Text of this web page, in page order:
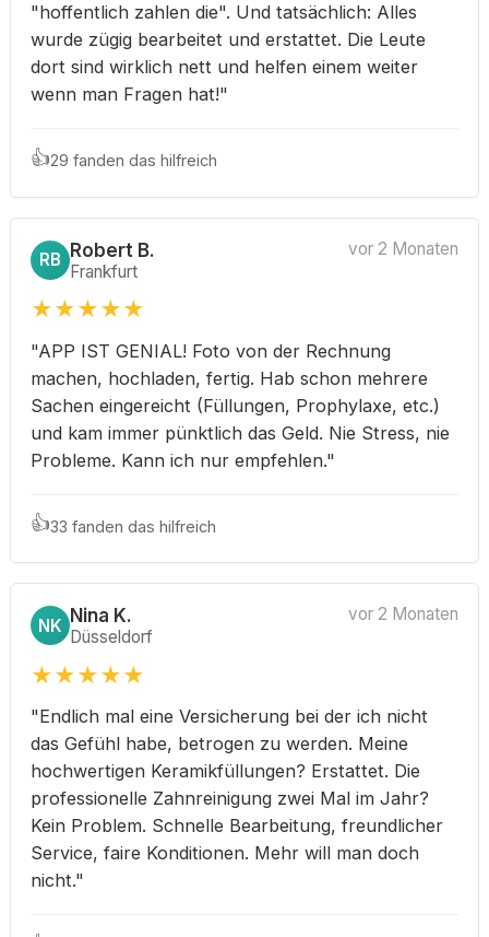
"hoffentlich zahlen die". Und tatsächlich: Alles
wurde zügig bearbeitet und erstattet. Die Leute
dort sind wirklich nett und helfen einem weiter
wenn man Fragen hat!"
👍29 fanden das hilfreich
RB Robert B.
Frankfurt
vor 2 Monaten
★★★★★
"APP IST GENIAL! Foto von der Rechnung
machen, hochladen, fertig. Hab schon mehrere
Sachen eingereicht (Füllungen, Prophylaxe, etc.)
und kam immer pünktlich das Geld. Nie Stress, nie
Probleme. Kann ich nur empfehlen."
👍33 fanden das hilfreich
NK Nina K.
Düsseldorf
vor 2 Monaten
★★★★★
"Endlich mal eine Versicherung bei der ich nicht
das Gefühl habe, betrogen zu werden. Meine
hochwertigen Keramikfüllungen? Erstattet. Die
professionelle Zahnreinigung zwei Mal im Jahr?
Kein Problem. Schnelle Bearbeitung, freundlicher
Service, faire Konditionen. Mehr will man doch
nicht."